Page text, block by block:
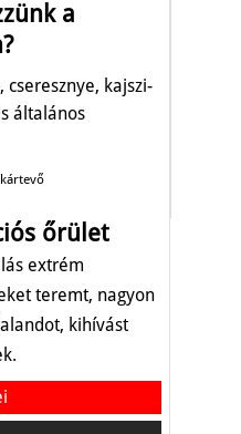
a
cseresznye, kajszi-
általános
kártevő
őrület
extrém
teremt, nagyon
kihívást